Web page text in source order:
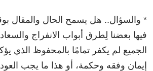
* والسؤال.. هل يسمح الحال والمقال
فيها بعضنا لِطرق أبواب الانفراج
الجميع لم يكفر تمامًا بالمحفوظ الذي
إيمان وفقه وحكمة، أو هذا ما يجب